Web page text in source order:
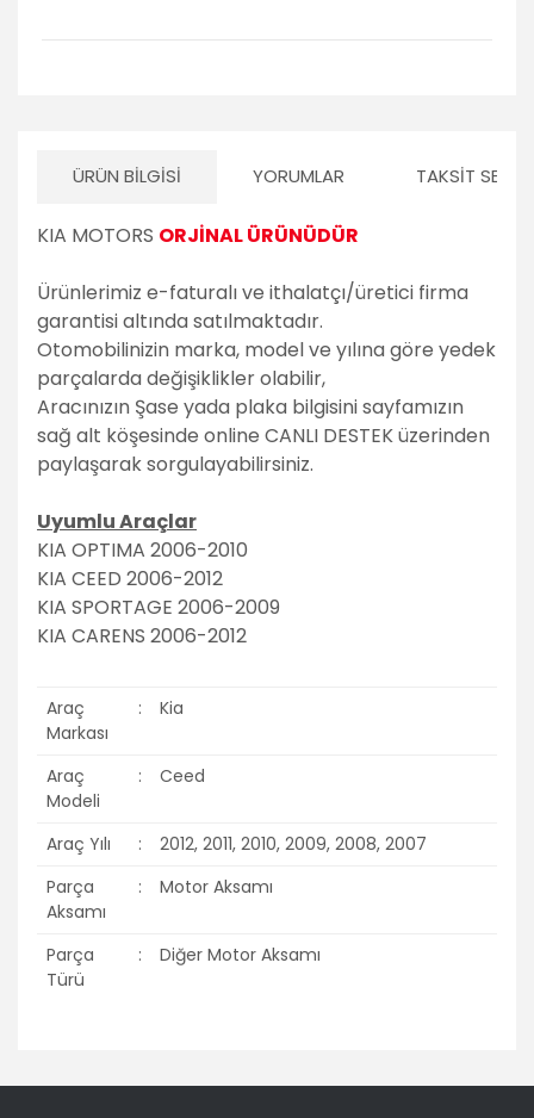
ÜRÜN BILGISI YORUMLAR TAKSIT
KIA MOTORS ORJİNAL ÜRÜNÜDÜR
Ürünlerimiz e-faturalı ve ithalatçı/üretici firma
garantisi altında satılmaktadır.
Otomobilinizin marka, model ve yılına göre yedek
parçalarda değişiklikler olabilir,
Aracınızın Şase yada plaka bilgisini sayfamızın
sağ alt köşesinde online CANLI DESTEK üzerinden
paylaşarak sorgulayabilirsiniz.
Uyumlu Araçlar
KIA OPTIMA 2006-2010
KIA CEED 2006-2012
KIA SPORTAGE 2006-2009
KIA CARENS 2006-2012
Araç
Markası
: Kia
Araç
Modeli
: Ceed
Araç Yılı :
2012, 2011, 2010, 2009, 2008, 2007
Parça
Aksamı
: Motor Aksamı
Parça
Türü
: Diğer Motor Aksamı
konularda yetersiz gördüğünüz noktaları öneri formunu